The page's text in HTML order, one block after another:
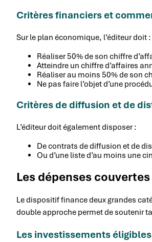
Critères financiers et
Sur le plan économique, l’éditeur doit :
Réaliser 50% de son chiffre
Atteindre un chiffre d’affaires
Réaliser au moins 50% de son
Ne pas faire l’objet d’une
Critères de diffusion et de
L’éditeur doit également disposer :
De contrats de diffusion et de
Ou d’une liste d’au moins une
Les dépenses
Le dispositif finance deux grandes
double approche permet de soutenir
Les investissements éligibles